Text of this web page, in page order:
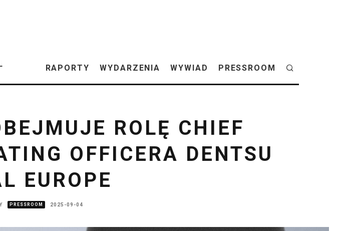
RAPORTY WYDARZENIA WYWIAD PRESSROOM
ROLĘ CHIEF
OFFICERA DENTSU
EUROPE
PRESSROOM 2025-09-04